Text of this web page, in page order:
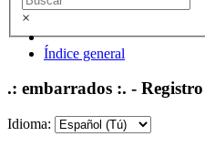
×
Índice general
.: embarrados :. - Registro
Idioma: